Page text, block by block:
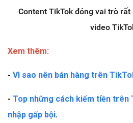
Content TikTok đóng vai trò
video
Xem thêm:
- Vì sao nên bán hàng trên
- Top những cách kiếm tiền trên
nhập gấp bội.